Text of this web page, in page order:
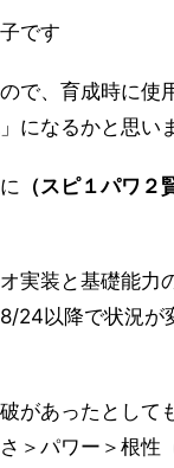
です
で、育成時に使
になるかと思い
（スピ１パワ２
実装と基礎能力
24以降で状況が
があったとして
＞パワー＞根性